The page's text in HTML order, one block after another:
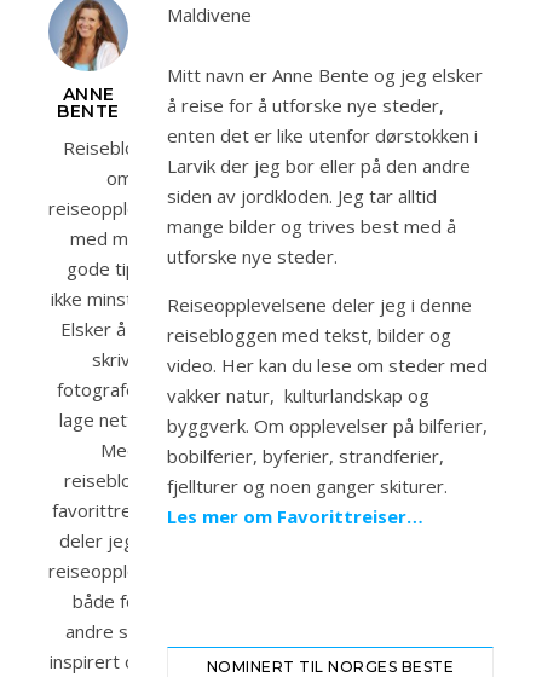
ANNE
BENTE
Reiseblogger
om
reiseopplevelser
med mange
gode tips og
ikke minst bilder.
Elsker å reise,
skrive,
fotografere og
lage nettsider.
Med
reisebloggen
favorittreiser.no
deler jeg mine
reiseopplevelser
både for at
andre skal bli
inspirert og for å
Mitt navn er Anne Bente og jeg elsker
å reise for å utforske nye steder,
enten det er like utenfor dørstokken i
Larvik der jeg bor eller på den andre
siden av jordkloden. Jeg tar alltid
mange bilder og trives best med å
utforske nye steder.
Reiseopplevelsene deler jeg i denne
reisebloggen med tekst, bilder og
video. Her kan du lese om steder med
vakker natur, kulturlandskap og
byggverk. Om opplevelser på bilferier,
bobilferier, byferier, strandferier,
fjellturer og noen ganger skiturer.
Les mer om Favorittreiser…
NOMINERT TIL NORGES BESTE